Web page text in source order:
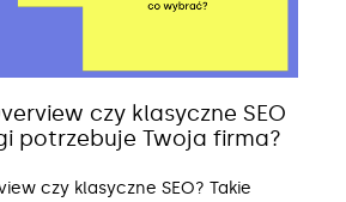
czy klasyczne SEO
potrzebuje Twoja firma?
czy klasyczne SEO? Takie